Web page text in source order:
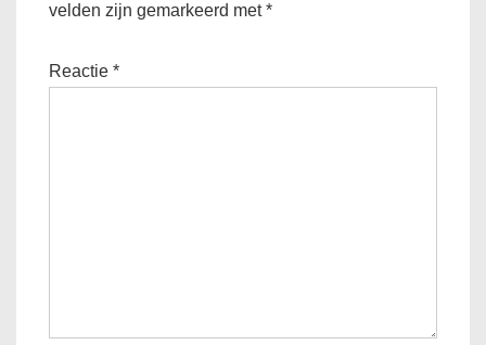
velden zijn gemarkeerd met*
Reactie *